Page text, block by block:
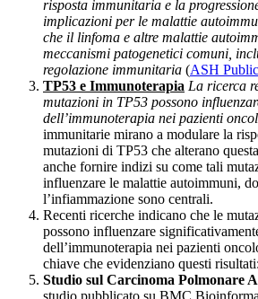
risposta immunitaria e la
implicazioni per le malattie
che il linfoma e altre malattie
meccanismi patogenetici comuni,
regolazione immunitaria ​ (ASH
TP53 e Immunoterapia La ricerca
mutazioni in TP53 possono
dell’immunoterapia nei pazienti
immunitarie mirano a modulare la
mutazioni di TP53 che alterano
anche fornire indizi su come tali
influenzare le malattie autoimmuni,
l’infiammazione sono centrali.
Recenti ricerche indicano che le
possono influenzare
dell’immunoterapia nei pazienti
chiave che evidenziano questi risultati:
Studio sul Carcinoma Polmonare
studio pubblicato su BMC